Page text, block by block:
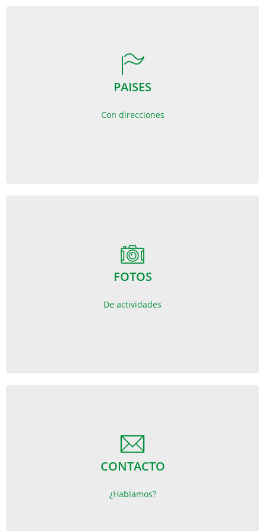
PAISES
Con direcciones
PAISES
Con direcciones
FOTOS
De actividades
FOTOS
De actividades
CONTACTO
¿Hablamos?
CONTACTO
¿Hablamos?